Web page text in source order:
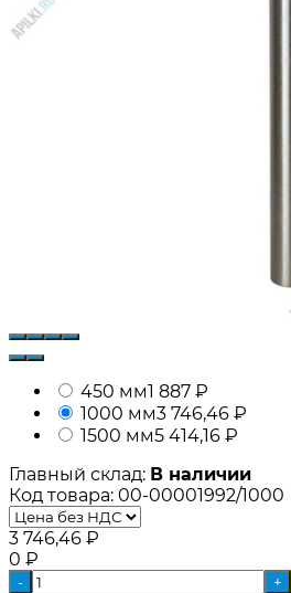
450 мм1 887 ₽
1000 мм3 746,46 ₽
1500 мм5 414,16 ₽
Главный склад: В наличии
Код товара: 00-00001992/1000
3 746,46 ₽
0 ₽
- +